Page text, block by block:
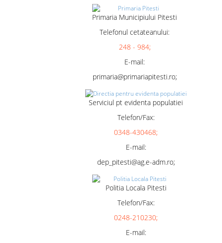
Primaria Municipiului Pitesti
Telefonul cetateanului:
248 - 984;
E-mail:
primaria@primariapitesti.ro;
Serviciul pt evidenta populatiei
Telefon/Fax:
0348-430468;
E-mail:
dep_pitesti@ag.e-adm.ro;
Politia Locala Pitesti
Telefon/Fax:
0248-210230;
E-mail: